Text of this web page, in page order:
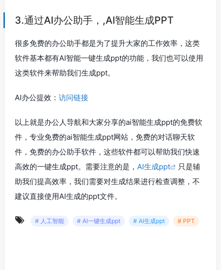
3.通过AI办公助手，,AI智能生成PPT
很多免费的办公助手都是为了提升大家的工作效率，这类
软件基本都有AI智能一键生成ppt的功能，我们也可以使用
这类软件来帮助我们生成ppt。
AI办公提效： 访问链接
以上就是办公人导航和大家分享的ai智能生成ppt的免费软
件，专业免费的ai智能生成ppt网站，免费的对话聊天软
件，免费的办公助手软件，这些软件都可以帮助我们快速
高效的一键生成ppt。需要注意的是， AI生成ppt
只是辅
助我们提高效率，我们需要对生成结果进行检查调整，不
建议直接使用AI生成的ppt文件。
# 人工智能 # AI一键生成ppt # AI生成ppt # PPT